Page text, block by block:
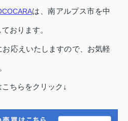
は、南アルプス市を中
おります。
応えいたしますので、お気軽
ちらをクリック↓